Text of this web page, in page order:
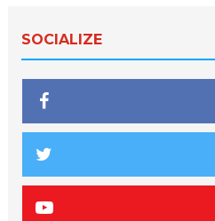
SOCIALIZE